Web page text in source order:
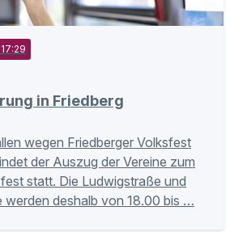
in Friedberg
wegen Friedberger Volksfest
der Auszug der Vereine zum
statt. Die Ludwigstraße und
werden deshalb von 18.00 bis …